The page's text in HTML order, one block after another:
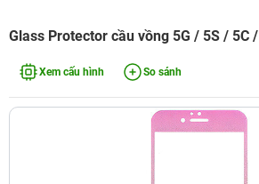
Glass Protector cầu vồng 5G / 5S / 5C /
Xem cấu hình So sánh